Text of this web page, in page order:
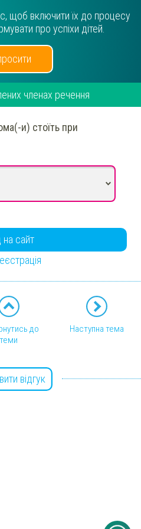
щоб включити їх до процесу
про успіхи дітей.
членах речення
и) стоїть при
на сайт
до
теми
Наступна тема
відгук